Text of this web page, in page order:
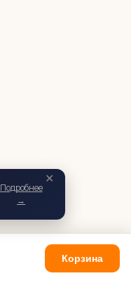
✕
Подробнее
→
Корзина